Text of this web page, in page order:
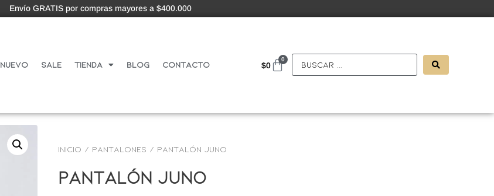
Envío GRATIS por compras mayores a $400.000
Nuevo Sale Tienda Blog Contacto $0
0
Inicio / PANTALONES / Pantalón juno
Pantalón Juno